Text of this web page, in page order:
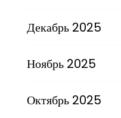
Декабрь 2025
Ноябрь 2025
Октябрь 2025